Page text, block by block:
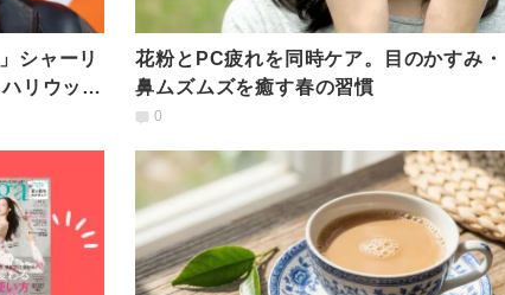
シャーリ
リウッド
法とは
花粉とPC疲れを同時ケア。目のかすみ・
鼻ムズムズを癒す春の習慣
0